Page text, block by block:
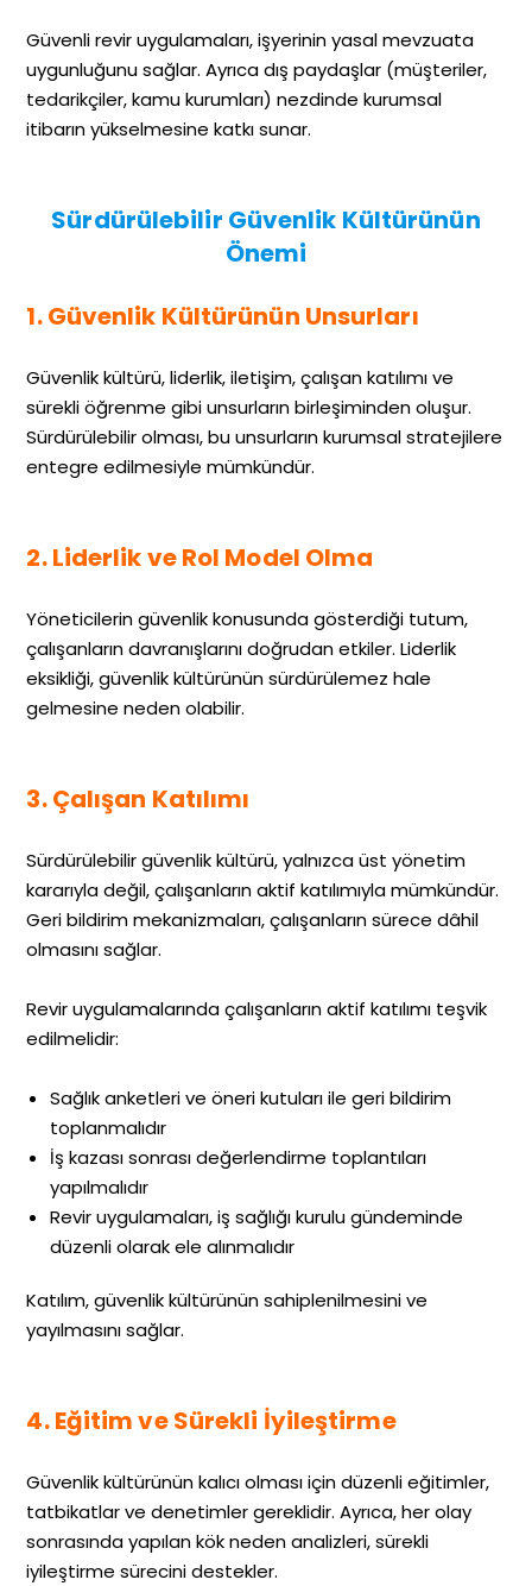
Güvenli revir uygulamaları, işyerinin yasal mevzuata
uygunluğunu sağlar. Ayrıca dış paydaşlar (müşteriler,
tedarikçiler, kamu kurumları) nezdinde kurumsal
itibarın yükselmesine katkı sunar.
Sürdürülebilir Güvenlik Kültürünün
Önemi
1. Güvenlik Kültürünün Unsurları
Güvenlik kültürü, liderlik, iletişim, çalışan katılımı ve
sürekli öğrenme gibi unsurların birleşiminden oluşur.
Sürdürülebilir olması, bu unsurların kurumsal stratejilere
entegre edilmesiyle mümkündür.
2. Liderlik ve Rol Model Olma
Yöneticilerin güvenlik konusunda gösterdiği tutum,
çalışanların davranışlarını doğrudan etkiler. Liderlik
eksikliği, güvenlik kültürünün sürdürülemez hale
gelmesine neden olabilir.
3. Çalışan Katılımı
Sürdürülebilir güvenlik kültürü, yalnızca üst yönetim
kararıyla değil, çalışanların aktif katılımıyla mümkündür.
Geri bildirim mekanizmaları, çalışanların sürece dâhil
olmasını sağlar.
Revir uygulamalarında çalışanların aktif katılımı teşvik
edilmelidir:
Sağlık anketleri ve öneri kutuları ile geri bildirim
toplanmalıdır
İş kazası sonrası değerlendirme toplantıları
yapılmalıdır
Revir uygulamaları, iş sağlığı kurulu gündeminde
düzenli olarak ele alınmalıdır
Katılım, güvenlik kültürünün sahiplenilmesini ve
yayılmasını sağlar.
4. Eğitim ve Sürekli İyileştirme
Güvenlik kültürünün kalıcı olması için düzenli eğitimler,
tatbikatlar ve denetimler gereklidir. Ayrıca, her olay
sonrasında yapılan kök neden analizleri, sürekli
iyileştirme sürecini destekler.